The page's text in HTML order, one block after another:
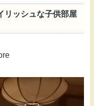
リッシュな子供部屋